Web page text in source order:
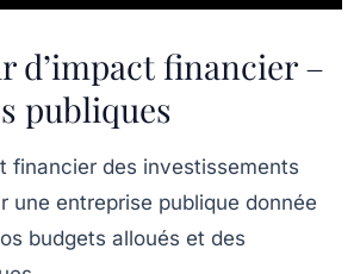
d’impact financier –
publiques
financier des investissements
une entreprise publique donnée
budgets alloués et des